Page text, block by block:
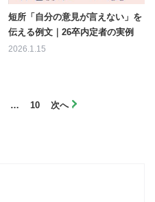
短所「自分の意見が言えない」を
伝える例文｜26卒内定者の実例
2026.1.15
… 10 次へ